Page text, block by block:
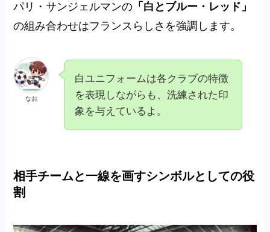
パリ・サンジェルマンの 「白とブルー・レッド」
の組み合わせはフランスらしさを強調します。
なお
白ユニフォームは各クラブの特徴
を表現しながらも、洗練された印
象を与えているよ。
相手チームと一線を画すシンボルとしての役
割